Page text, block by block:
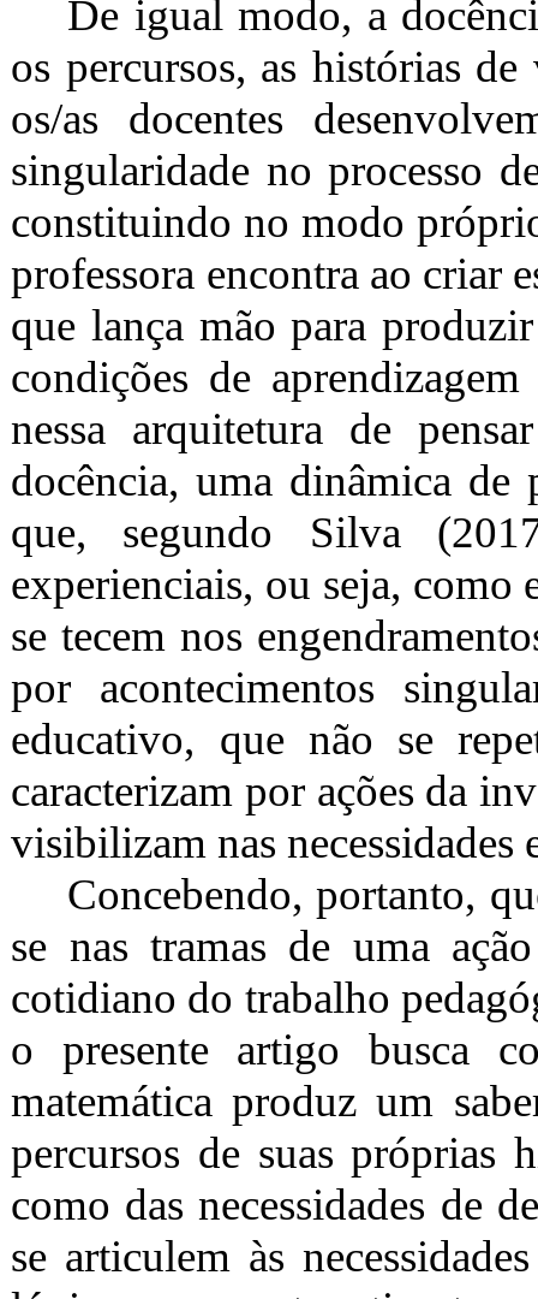
De igual modo, a
os percursos, as histórias
os/as docentes
singularidade no processo
constituindo no modo
professora encontra ao criar
que lança mão para
condições de
nessa arquitetura de
docência, uma dinâmica de
que, segundo Silva
experienciais, ou seja, como
se tecem nos
por acontecimentos
educativo, que não se
caracterizam por ações da
visibilizam nas necessidades
Concebendo, portanto,
se nas tramas de uma
cotidiano do trabalho
o presente artigo busca
matemática produz um
percursos de suas próprias
como das necessidades de
se articulem às